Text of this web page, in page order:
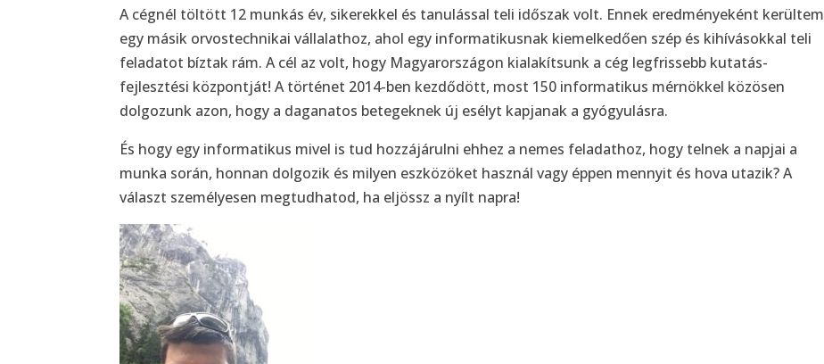
A cégnél töltött 12 munkás év, sikerekkel és tanulással teli időszak volt. Ennek eredményeként kerültem
egy másik orvostechnikai vállalathoz, ahol egy informatikusnak kiemelkedően szép és kihívásokkal teli
feladatot bíztak rám. A cél az volt, hogy Magyarországon kialakítsunk a cég legfrissebb kutatás-
fejlesztési központját! A történet 2014-ben kezdődött, most 150 informatikus mérnökkel közösen
dolgozunk azon, hogy a daganatos betegeknek új esélyt kapjanak a gyógyulásra.
És hogy egy informatikus mivel is tud hozzájárulni ehhez a nemes feladathoz, hogy telnek a napjai a
munka során, honnan dolgozik és milyen eszközöket használ vagy éppen mennyit és hova utazik? A
választ személyesen megtudhatod, ha eljössz a nyílt napra!